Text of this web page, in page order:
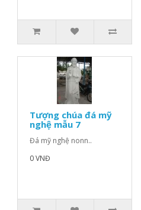
Tượng chúa đá mỹ
nghệ mẫu 7
Đá mỹ nghệ nonn..
0 VNĐ